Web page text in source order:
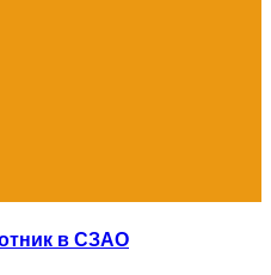
в СЗАО